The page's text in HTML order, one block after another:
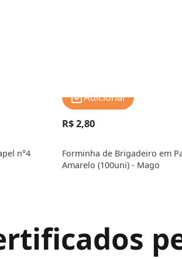
n°4
R$ 2,80
Forminha de Brigadeiro em
Amarelo (100uni) - Mago
Adicionar